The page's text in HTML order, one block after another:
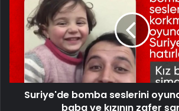
seslerini
oyuna
dönüştüren
kızının
zafer
şarkılarıSuriye'de bomba seslerini
baba ve kızının zafer